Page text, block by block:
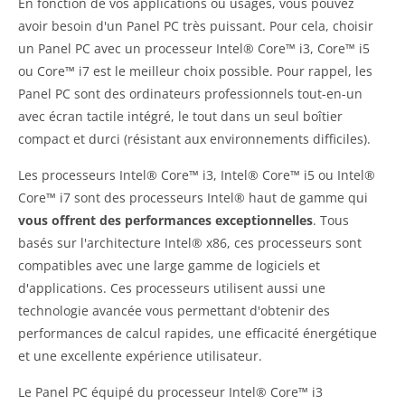
avoir besoin d'un Panel PC très puissant. Pour cela, choisir
un Panel PC avec un processeur Intel® Core™ i3, Core™ i5
ou Core™ i7 est le meilleur choix possible. Pour rappel, les
Panel PC sont des ordinateurs professionnels tout-en-un
avec écran tactile intégré, le tout dans un seul boîtier
compact et durci (résistant aux environnements difficiles).
Les processeurs Intel® Core™ i3, Intel® Core™ i5 ou Intel®
Core™ i7 sont des processeurs Intel® haut de gamme qui
vous offrent des performances exceptionnelles. Tous
basés sur l'architecture Intel® x86, ces processeurs sont
compatibles avec une large gamme de logiciels et
d'applications. Ces processeurs utilisent aussi une
technologie avancée vous permettant d'obtenir des
performances de calcul rapides, une efficacité énergétique
et une excellente expérience utilisateur.
Le Panel PC équipé du processeur Intel® Core™ i3